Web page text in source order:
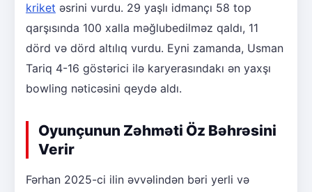
kriket əsrini vurdu. 29 yaşlı idmançı 58 top
qarşısında 100 xalla məğlubedilməz qaldı, 11
dörd və dörd altılıq vurdu. Eyni zamanda, Usman
Tariq 4-16 göstərici ilə karyerasındakı ən yaxşı
bowling nəticəsini qeydə aldı.
Oyunçunun Zəhməti Öz Bəhrəsini
Verir
Fərhan 2025-ci ilin əvvəlindən bəri yerli və